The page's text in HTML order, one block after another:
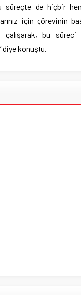
süreçte de hiçbir
için görevinin
çalışarak, bu
diye konuştu.